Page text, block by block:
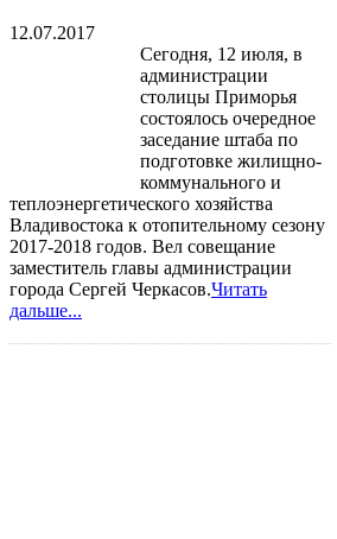
12.07.2017
Сегодня, 12 июля, в
администрации
столицы Приморья
состоялось очередное
заседание штаба по
подготовке жилищно-
коммунального и
теплоэнергетического хозяйства
Владивостока к отопительному сезону
2017-2018 годов. Вел совещание
заместитель главы администрации
города Сергей Черкасов.Читать
дальше...